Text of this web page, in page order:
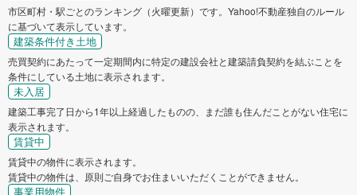
市区町村・駅ごとのランキング（火曜更新）です。Yahoo!不動産独自のルール
に基づいて表示しています。
建築条件付き土地
売買契約にあたって一定期間内に特定の建設会社と建築請負契約を結ぶことを
条件にしている土地に表示されます。
未入居
建築工事完了日から1年以上経過したものの、まだ誰も住んだことがない住宅に
表示されます。
賃貸中
賃貸中の物件に表示されます。
賃貸中の物件は、原則ご自身でお住まいいただくことができません。
事業用物件